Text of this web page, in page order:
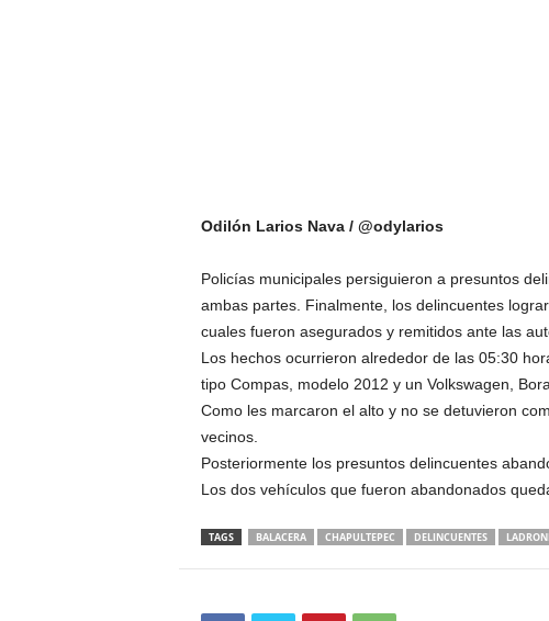
Odilón Larios Nava / @odylarios
Policías municipales persiguieron a presuntos
ambas partes. Finalmente, los delincuentes
cuales fueron asegurados y remitidos ante las
Los hechos ocurrieron alrededor de las 05:30
tipo Compas, modelo 2012 y un Volkswagen, Bora.
Como les marcaron el alto y no se detuvieron
vecinos.
Posteriormente los presuntos delincuentes
Los dos vehículos que fueron abandonados
TAGS BALACERA CHAPULTEPEC DELINCUENTES